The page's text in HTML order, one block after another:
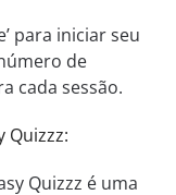
para iniciar seu
de
cada sessão.
Quizzz:
Quizzz é uma